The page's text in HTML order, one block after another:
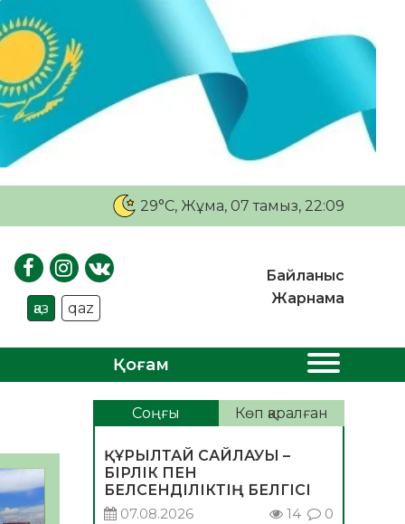
29°C, Жұма, 07 тамыз, 22:09
қаз qaz
Байланыс
Жарнама
Қоғам
Соңғы Көп қаралған
ҚҰРЫЛТАЙ САЙЛАУЫ –
БІРЛІК ПЕН
БЕЛСЕНДІЛІКТІҢ БЕЛГІСІ
07.08.2026
14 0